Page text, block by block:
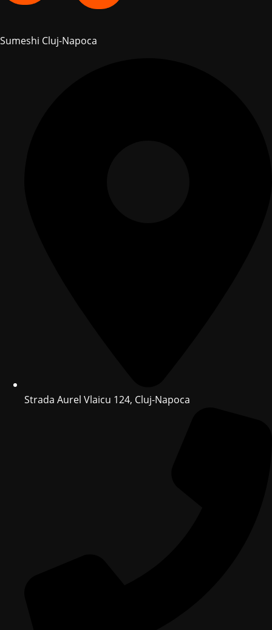
Sumeshi Cluj-Napoca
Strada Aurel Vlaicu 124, Cluj-Napoca